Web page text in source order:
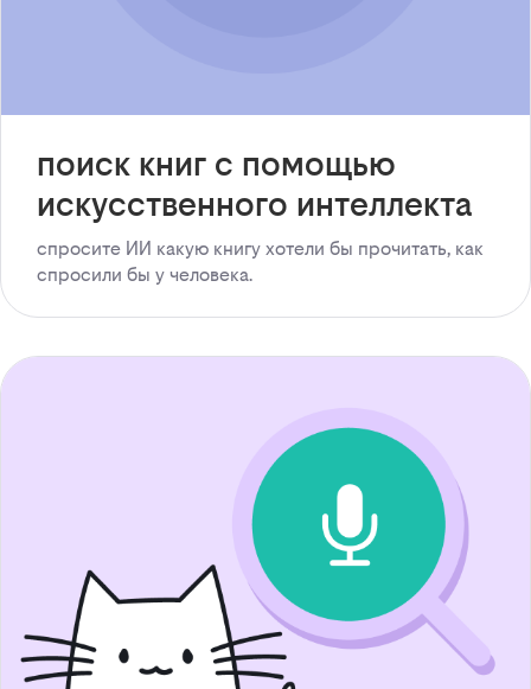
поиск книг с помощью
искусственного интеллекта
спросите ИИ какую книгу хотели бы прочитать, как
спросили бы у человека.